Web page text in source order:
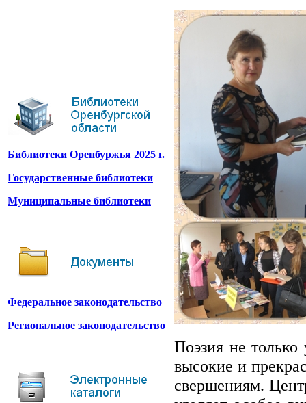
Библиотеки Оренбуржья 2025 г.
Государственные библиотеки
Муниципальные библиотеки
Федеральное законодательство
Региональное законодательство
Поэзия не
высокие и
свершениям.